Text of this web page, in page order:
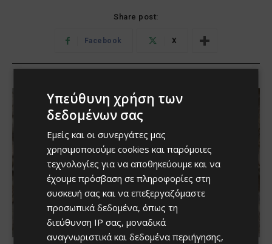
Υπεύθυνη χρήση των
δεδομένων σας
Εμείς και οι συνεργάτες μας
χρησιμοποιούμε cookies και παρόμοιες
τεχνολογίες για να αποθηκεύουμε και να
έχουμε πρόσβαση σε πληροφορίες στη
συσκευή σας και να επεξεργαζόμαστε
προσωπικά δεδομένα, όπως τη
διεύθυνση IP σας, μοναδικά
αναγνωριστικά και δεδομένα περιήγησης,